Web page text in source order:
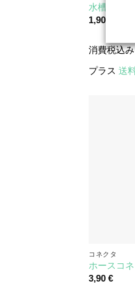
水槽用シ
1,90
消費税込み
プラス送
コネクタ
ホースコ
3,90€